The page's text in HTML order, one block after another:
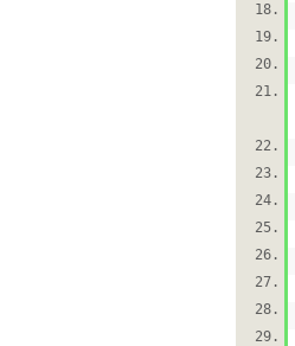
18.
19.
20.
21.
22.
23.
24.
25.
26.
27.
28.
29.